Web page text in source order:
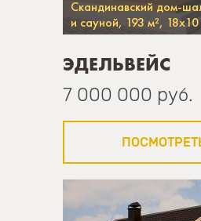
Скандинавский дом-
и сауной, 193 м²,
ЭДЕЛЬВЕЙС
7 000 000 руб.